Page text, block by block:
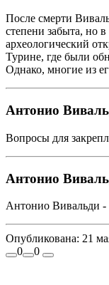
После смерти
степени забыта, но
археологический
Турине, где были
Однако, многие из
Антонио
Вопросы для
Антонио
Антонио Вивальди
Опубликована: 21
0
0